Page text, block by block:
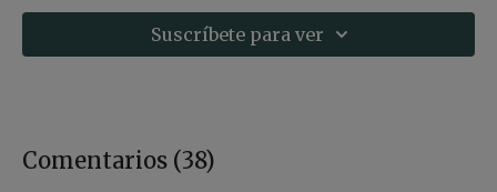
❤️​ Guárdala en favoritos y practícala cada vez que
la postura de las piernas contra la pared) como verás en
Suscríbete para ver
Comentarios (38)